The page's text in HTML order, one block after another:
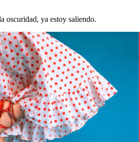
oscuridad, ya estoy saliendo.